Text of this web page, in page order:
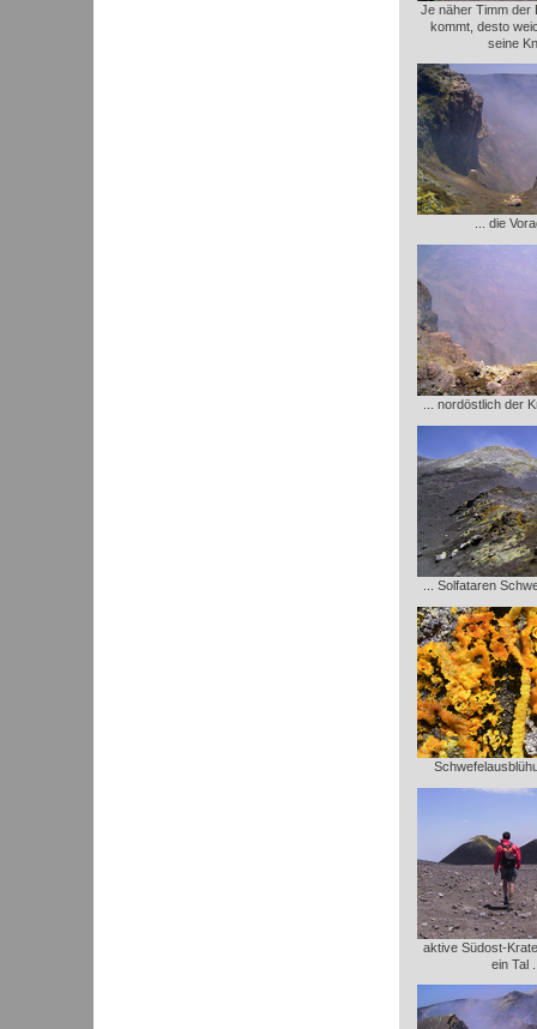
Je näher Timm der
kommt, desto
seine
... die
... nordöstlich der
... Solfataren
aktive Südost-
ein Tal